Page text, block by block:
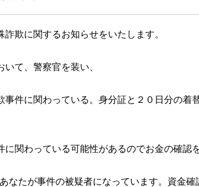
詐欺に関するお知らせをいたします。
て、警察官を装い、
事件に関わっている。身分証と２０日分の着
に関わっている可能性があるのでお金の確認
なたが事件の被疑者になっています。資金確